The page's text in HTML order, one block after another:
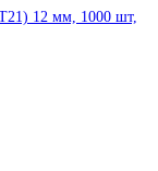
12 мм, 1000 шт,